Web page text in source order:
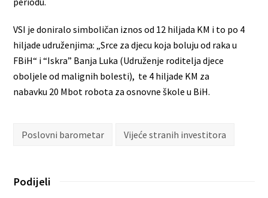
VSI je doniralo simboličan iznos od 12 hiljada KM i to po 4
hiljade udruženjima: „Srce za djecu koja boluju od raka u
FBiH“ i “Iskra” Banja Luka (Udruženje roditelja djece
oboljele od malignih bolesti), te 4 hiljade KM za
nabavku 20 Mbot robota za osnovne škole u BiH.
Poslovni barometar Vijeće stranih investitora
Podijeli